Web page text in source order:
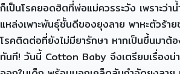
ก็เป็นโรคยอดฮิตที่พ่อแม่ควรระวัง เพราะว่า
แหล่งเพาะพันธุ์ชั้นดีของยุงลาย พาหะตัวร้า
โรคติดต่อที่ยังไม่มียารักษา หากเป็นขึ้นมาต้
ทันที! วันนี้ Cotton Baby จึงเตรียมเรื่องน่า